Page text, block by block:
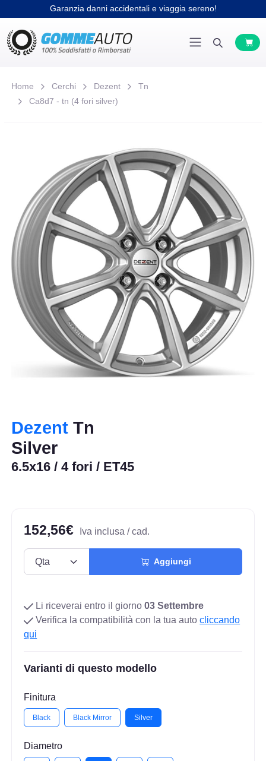
Garanzia danni accidentali e viaggia sereno!
Home Cerchi Dezent
Tn
Ca8d7 - tn (4 fori silver)
Dezent Tn
Silver
6.5x16 / 4 fori / ET45
152,56€ Iva inclusa / cad.
Aggiungi
Li riceverai entro il giorno03 Settembre
Verifica la compatibilità con la tua autocliccando
qui
Varianti di questo modello
Finitura
Black Black Mirror Silver
Diametro